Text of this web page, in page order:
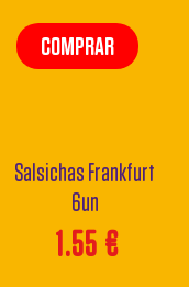
COMPRAR
Salsichas Frankfurt
6un
1.55 €